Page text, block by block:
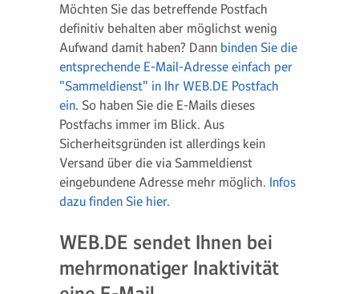
Möchten Sie das betreffende Postfach
definitiv behalten aber möglichst wenig
Aufwand damit haben? Dann binden Sie die
entsprechende E-Mail-Adresse einfach per
"Sammeldienst" in Ihr WEB.DE Postfach
ein. So haben Sie die E-Mails dieses
Postfachs immer im Blick. Aus
Sicherheitsgründen ist allerdings kein
Versand über die via Sammeldienst
eingebundene Adresse mehr möglich. Infos
dazu finden Sie hier.
WEB.DE sendet Ihnen bei
mehrmonatiger Inaktivität